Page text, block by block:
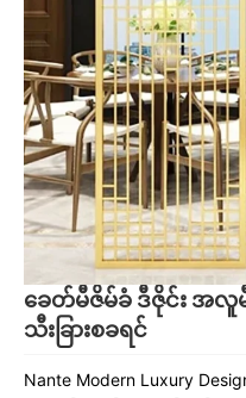
ခေတ်မီဇိမ်ခံ ဒီဇိုင်း အ
သီးခြားစခရင်
Nante Modern Luxury